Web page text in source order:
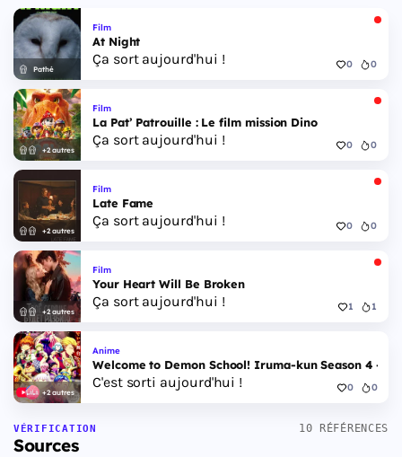
Pathé
Film
At Night
Ça sort aujourd'hui ! 0 0
+2 autres
Film
La Pat’ Patrouille : Le film mission Dino
Ça sort aujourd'hui ! 0 0
+2 autres
Film
Late Fame
Ça sort aujourd'hui ! 0 0
+2 autres
Film
Your Heart Will Be Broken
Ça sort aujourd'hui ! 1 1
+2 autres
Anime
Welcome to Demon School! Iruma-kun Season 4 -
C'est sorti aujourd'hui ! 0 0
VÉRIFICATION
Sources
10 RÉFÉRENCES